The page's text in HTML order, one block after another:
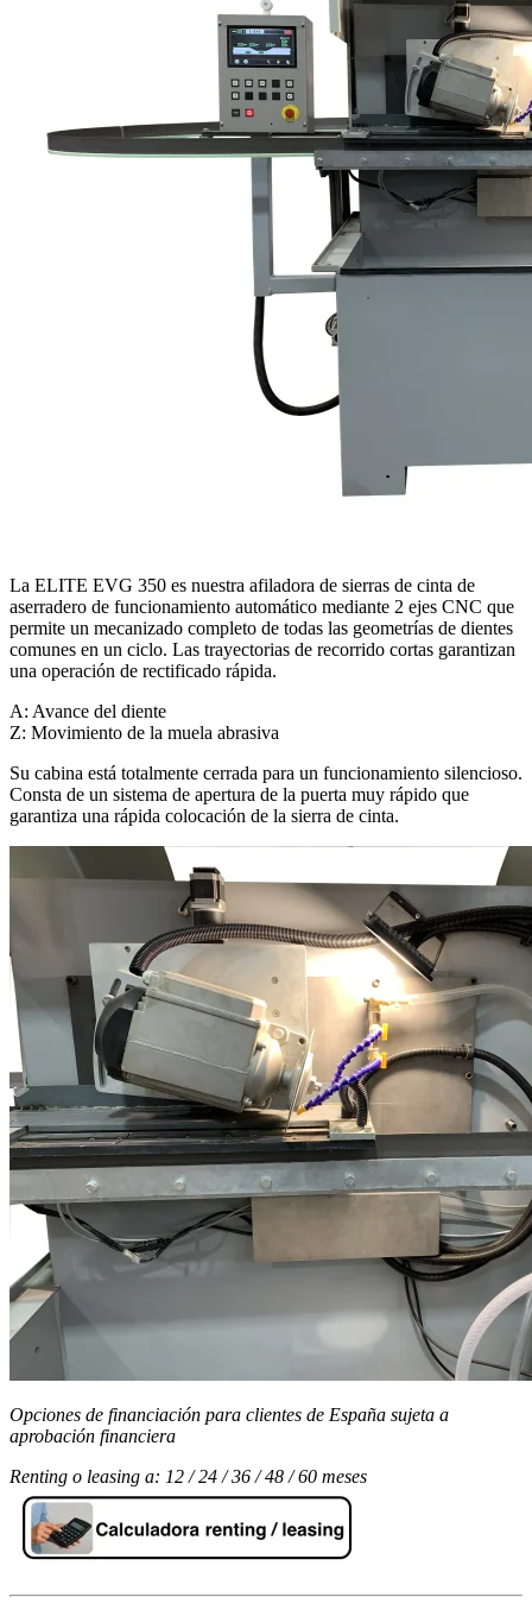
La ELITE EVG 350 es nuestra afiladora de sierras de cinta de
aserradero de funcionamiento automático mediante 2 ejes CNC que
permite un mecanizado completo de todas las geometrías de dientes
comunes en un ciclo. Las trayectorias de recorrido cortas garantizan
una operación de rectificado rápida.
A: Avance del diente
Z: Movimiento de la muela abrasiva
Su cabina está totalmente cerrada para un funcionamiento silencioso.
Consta de un sistema de apertura de la puerta muy rápido que
garantiza una rápida colocación de la sierra de cinta.
Opciones de financiación para clientes de España sujeta a
aprobación financiera
Renting o leasing a: 12 / 24 / 36 / 48 / 60 meses